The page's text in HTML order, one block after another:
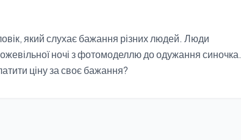
який слухає бажання різних людей. Люди
ночі з фотомоделлю до одужання синочка.
ціну за своє бажання?